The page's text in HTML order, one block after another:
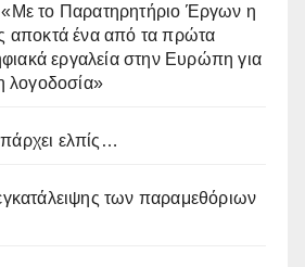
«Με το Παρατηρητήριο Έργων η
αποκτά ένα από τα πρώτα
εργαλεία στην Ευρώπη για
λογοδοσία»
ελπίς…
των παραμεθόριων